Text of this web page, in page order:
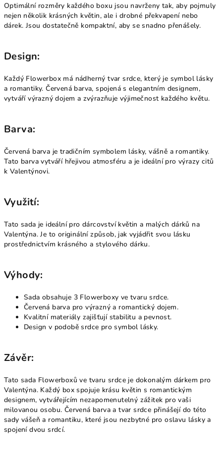
Optimální rozměry každého boxu jsou navrženy tak, aby pojmuly
nejen několik krásných květin, ale i drobné překvapení nebo
dárek. Jsou dostatečně kompaktní, aby se snadno přenášely.
Design:
Každý Flowerbox má nádherný tvar srdce, který je symbol lásky
a romantiky. Červená barva, spojená s elegantním designem,
vytváří výrazný dojem a zvýrazňuje výjimečnost každého květu.
Barva:
Červená barva je tradičním symbolem lásky, vášně a romantiky.
Tato barva vytváří hřejivou atmosféru a je ideální pro výrazy citů
k Valentýnovi.
Využití:
Tato sada je ideální pro dárcovství květin a malých dárků na
Valentýna. Je to originální způsob, jak vyjádřit svou lásku
prostřednictvím krásného a stylového dárku.
Výhody:
Sada obsahuje 3 Flowerboxy ve tvaru srdce.
Červená barva pro výrazný a romantický dojem.
Kvalitní materiály zajišťují stabilitu a pevnost.
Design v podobě srdce pro symbol lásky.
Závěr:
Tato sada Flowerboxů ve tvaru srdce je dokonalým dárkem pro
Valentýna. Každý box spojuje krásu květin s romantickým
designem, vytvářejícím nezapomenutelný zážitek pro vaši
milovanou osobu. Červená barva a tvar srdce přinášejí do této
sady vášeň a romantiku, které jsou nezbytné pro oslavu lásky a
spojení dvou srdcí.